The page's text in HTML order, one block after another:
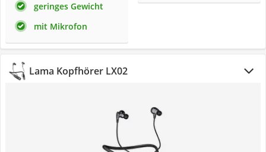
geringes Gewicht
mit Mikrofon
Lama Kopfhörer LX02